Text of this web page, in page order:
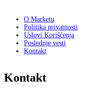
O Marketu
Politika privatnosti
Uslovi Korišćenja
Poslednje vesti
Kontakt
Kontakt